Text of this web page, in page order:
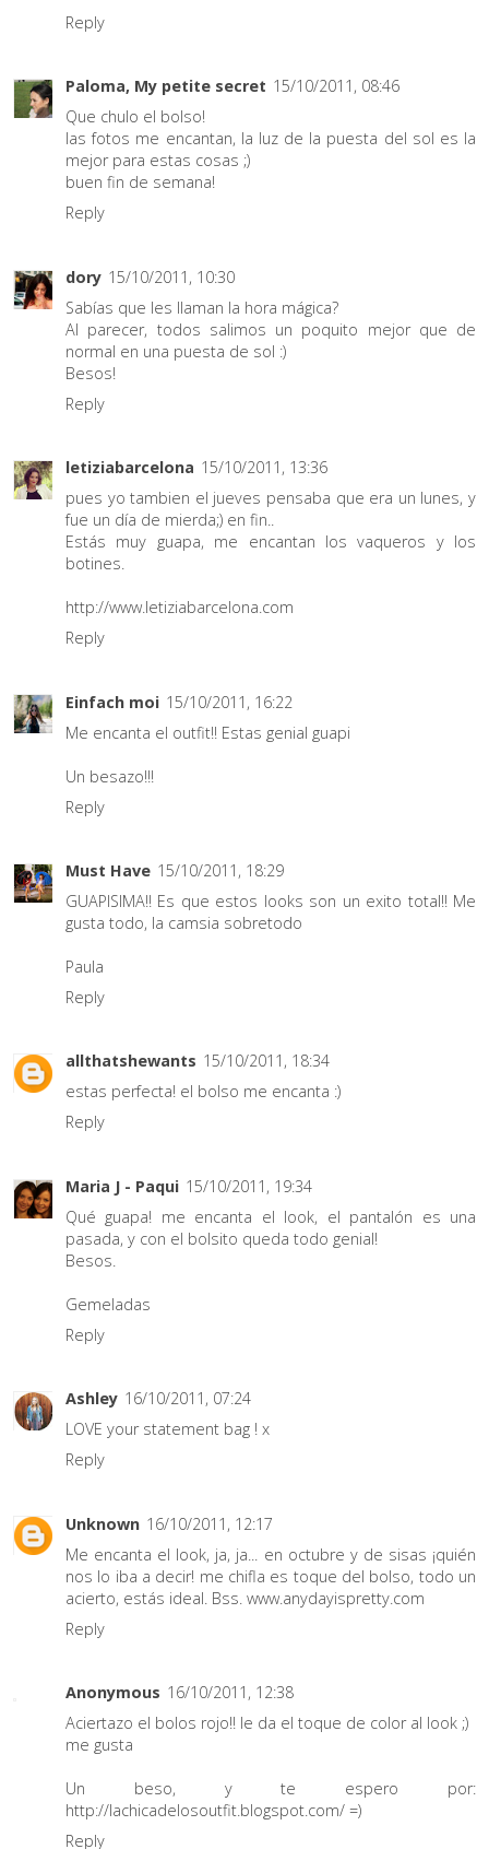
Reply
Paloma, My petite secret 15/10/2011, 08:46
Que chulo el bolso!
las fotos me encantan, la luz de la puesta del sol es la
mejor para estas cosas ;)
buen fin de semana!
Reply
dory 15/10/2011, 10:30
Sabías que les llaman la hora mágica?
Al parecer, todos salimos un poquito mejor que de
normal en una puesta de sol :)
Besos!
Reply
letiziabarcelona 15/10/2011, 13:36
pues yo tambien el jueves pensaba que era un lunes, y
fue un día de mierda;) en fin..
Estás muy guapa, me encantan los vaqueros y los
botines.
http://www.letiziabarcelona.com
Reply
Einfach moi 15/10/2011, 16:22
Me encanta el outfit!! Estas genial guapi
Un besazo!!!
Reply
Must Have 15/10/2011, 18:29
GUAPISIMA!! Es que estos looks son un exito total!! Me
gusta todo, la camsia sobretodo
Paula
Reply
allthatshewants 15/10/2011, 18:34
estas perfecta! el bolso me encanta :)
Reply
Maria J - Paqui 15/10/2011, 19:34
Qué guapa! me encanta el look, el pantalón es una
pasada, y con el bolsito queda todo genial!
Besos.
Gemeladas
Reply
Ashley 16/10/2011, 07:24
LOVE your statement bag ! x
Reply
Unknown 16/10/2011, 12:17
Me encanta el look, ja, ja... en octubre y de sisas ¡quién
nos lo iba a decir! me chifla es toque del bolso, todo un
acierto, estás ideal. Bss. www.anydayispretty.com
Reply
Anonymous 16/10/2011, 12:38
Aciertazo el bolos rojo!! le da el toque de color al look ;)
me gusta
Un beso, y te espero por:
http://lachicadelosoutfit.blogspot.com/ =)
Reply